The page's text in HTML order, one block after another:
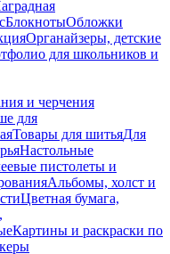
БлокнотыОбложки
Органайзеры, детские
для школьников и
и черчения
для
Товары для шитьяДля
Настольные
пистолеты и
Альбомы, холст и
Цветная бумага,
Картины и раскраски по